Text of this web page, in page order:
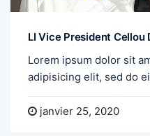
LI Vice President Cellou
Lorem ipsum dolor sit
adipisicing elit, sed do
janvier 25, 2020